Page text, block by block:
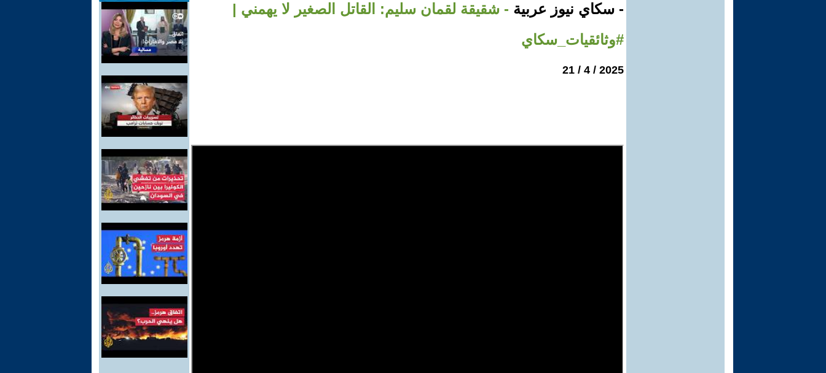
- سكاي نيوز عربية - شقيقة لقمان سليم: القاتل الصغير لا يهمني |
#وثائقيات_سكاي
2025 / 4 / 21